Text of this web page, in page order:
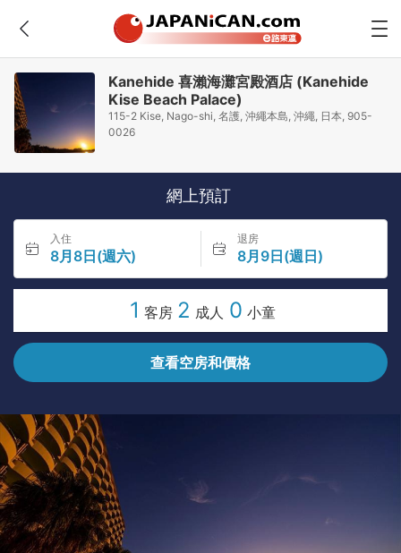
Kanehide 喜瀨海灘宮殿酒店 (Kanehide
Kise Beach Palace)
115-2 Kise, Nago-shi, 名護, 沖繩本島, 沖繩, 日本, 905-
0026
網上預訂
入住
8月8日(週六)
退房
8月9日(週日)
1 客房 2 成人 0 小童
查看空房和價格